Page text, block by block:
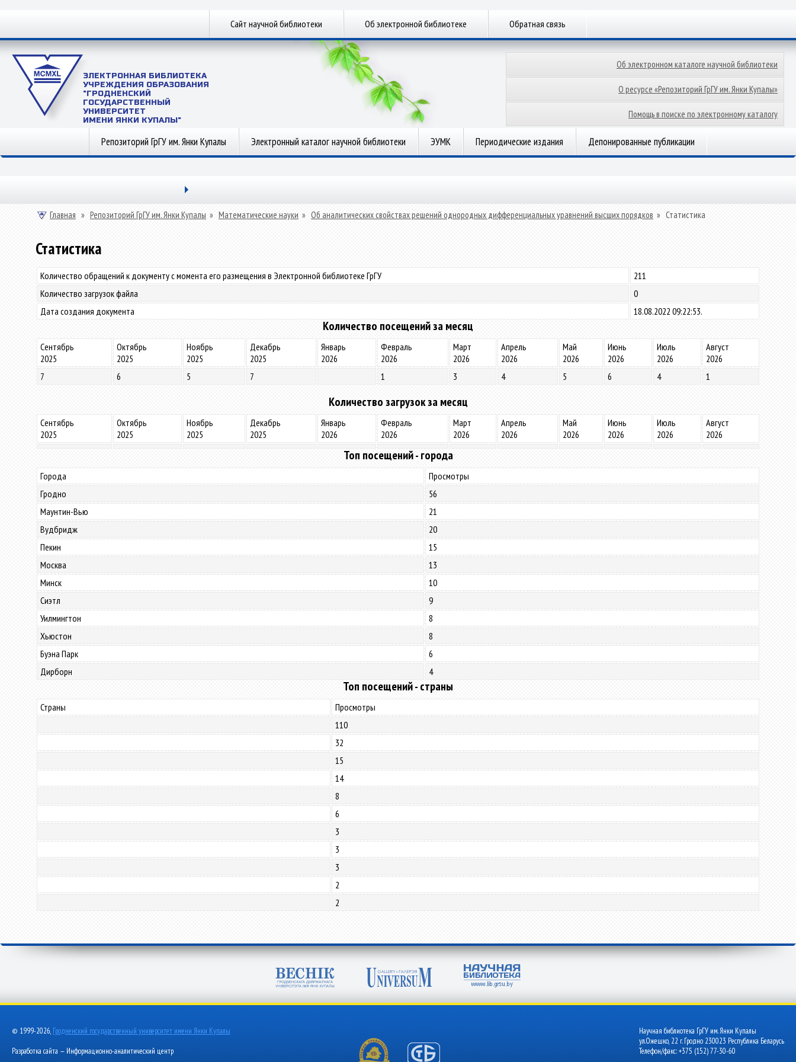
Сайт научной библиотеки Об электронной библиотеке Обратная связь
ЭЛЕКТРОННАЯ БИБЛИОТЕКА
УЧРЕЖДЕНИЯ ОБРАЗОВАНИЯ
"ГРОДНЕНСКИЙ
ГОСУДАРСТВЕННЫЙ
УНИВЕРСИТЕТ
ИМЕНИ ЯНКИ КУПАЛЫ"
Об электронном каталоге научной библиотеки
О ресурсе «Репозиторий ГрГУ им. Янки Купалы»
Помощь в поиске по электронному каталогу
Репозиторий ГрГУ им. Янки Купалы Электронный каталог научной библиотеки ЭУМК Периодические издания Депонированные публикации
Главная » Репозиторий ГрГУ им. Янки Купалы » Математические науки » Об аналитических свойствах решений однородных дифференциальных уравнений высших порядков » Статистика
Статистика
Количество обращений к документу с момента его размещения в Электронной библиотеке ГрГУ
211
Количество загрузок файла
0
Дата создания документа
18.08.2022 09:22:53.
Количество посещений за месяц
Сентябрь
2025
Октябрь
2025
Ноябрь
2025
Декабрь
2025
Январь
2026
Февраль
2026
Март
2026
Апрель
2026
Май
2026
Июнь
2026
Июль
2026
Август
2026
7
6 5 7 1 3 4 5 6 4 1
Количество загрузок за месяц
Сентябрь
2025
Октябрь
2025
Ноябрь
2025
Декабрь
2025
Январь
2026
Февраль
2026
Март
2026
Апрель
2026
Май
2026
Июнь
2026
Июль
2026
Август
2026
Топ посещений - города
Города
Просмотры
Гродно
56
Маунтин-Вью
21
Вудбридж
20
Пекин
15
Москва
13
Минск
10
Сиэтл
9
Уилмингтон
8
Хьюстон
8
Буэна Парк
6
Дирборн
4
Топ посещений - страны
Страны
Просмотры
110
32
15
14
8
6
3
3
3
2
2
© 1999-2026, Гродненский государственный университет имени Янки Купалы
Разработка сайта — Информационно-аналитический центр
Научная библиотека ГрГУ им. Янки Купалы
ул.Ожешко, 22 г. Гродно 230023 Республика Беларусь
Телефон/факс: +375 (152) 77-30-60